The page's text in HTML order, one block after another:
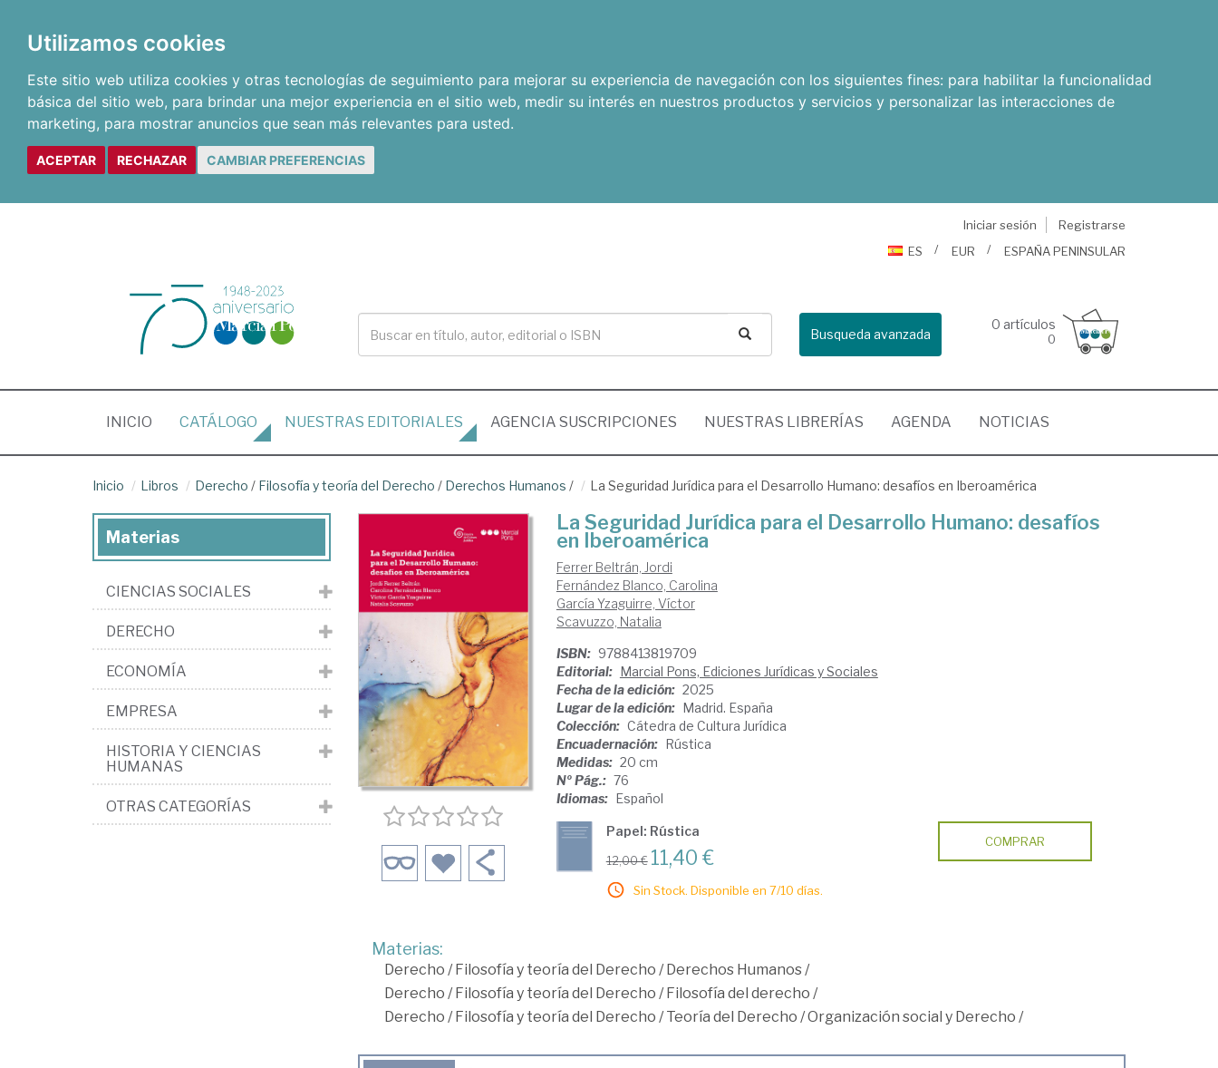
Utilizamos cookies
Este sitio web utiliza cookies y otras tecnologías de seguimiento para mejorar su experiencia de navegación con los siguientes fines: para habilitar la funcionalidad
básica del sitio web, para brindar una mejor experiencia en el sitio web, medir su interés en nuestros productos y servicios y personalizar las interacciones de
marketing, para mostrar anuncios que sean más relevantes para usted.
ACEPTAR RECHAZAR CAMBIAR PREFERENCIAS
Iniciar sesión
Registrarse
ES
EUR ESPAÑA PENINSULAR
Busqueda avanzada
0 artículos
0
INICIO (CURRENT)
CATÁLOGO NUESTRAS EDITORIALES AGENCIA SUSCRIPCIONES NUESTRAS LIBRERÍAS AGENDA NOTICIAS
Inicio Libros Derecho / Filosofía y teoría del Derecho / Derechos Humanos / La Seguridad Jurídica para el Desarrollo Humano: desafíos en Iberoamérica
La Seguridad Jurídica para el Desarrollo Humano: desafíos
en Iberoamérica
Ferrer Beltrán, Jordi
Fernández Blanco, Carolina
García Yzaguirre, Víctor
Scavuzzo, Natalia
ISBN: 9788413819709
Editorial: Marcial Pons, Ediciones Jurídicas y Sociales
Fecha de la edición: 2025
Lugar de la edición: Madrid. España
Colección: Cátedra de Cultura Jurídica
Encuadernación: Rústica
Medidas: 20 cm
Nº Pág.: 76
Idiomas: Español
Papel: Rústica
12,00 € 11,40 €
Sin Stock. Disponible en 7/10 días.
COMPRAR
Materias:
Derecho /Filosofía y teoría del Derecho /Derechos Humanos/
Derecho /Filosofía y teoría del Derecho /Filosofía del derecho /
Derecho /Filosofía y teoría del Derecho /Teoría del Derecho /Organización social y Derecho /
Materias
CIENCIAS SOCIALES
DERECHO
ECONOMÍA
EMPRESA
HISTORIA Y CIENCIAS
HUMANAS
OTRAS CATEGORÍAS